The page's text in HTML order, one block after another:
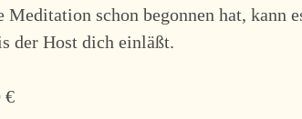
schon begonnen hat, kann
der Host dich einläßt.
€